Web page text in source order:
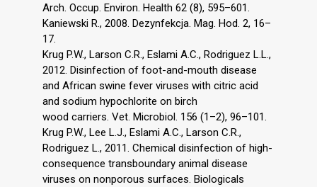
Arch. Occup. Environ. Health 62 (8), 595–601.
Kaniewski R., 2008. Dezynfekcja. Mag. Hod. 2, 16–
17.
Krug P.W., Larson C.R., Eslami A.C., Rodriguez L.L.,
2012. Disinfection of foot-and-mouth disease
and African swine fever viruses with citric acid
and sodium hypochlorite on birch
wood carriers. Vet. Microbiol. 156 (1–2), 96–101.
Krug P.W., Lee L.J., Eslami A.C., Larson C.R.,
Rodriguez L., 2011. Chemical disinfection of high-
consequence transboundary animal disease
viruses on nonporous surfaces. Biologicals